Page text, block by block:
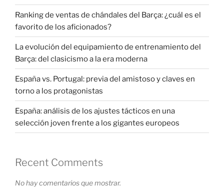
Ranking de ventas de chándales del Barça: ¿cuál es el
favorito de los aficionados?
La evolución del equipamiento de entrenamiento del
Barça: del clasicismo a la era moderna
España vs. Portugal: previa del amistoso y claves en
torno a los protagonistas
España: análisis de los ajustes tácticos en una
selección joven frente a los gigantes europeos
Recent Comments
No hay comentarios que mostrar.